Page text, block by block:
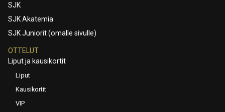
SJK
SJK Akatemia
SJK Juniorit (omalle sivulle)
OTTELUT
Liput ja kausikortit
Liput
Kausikortit
VIP